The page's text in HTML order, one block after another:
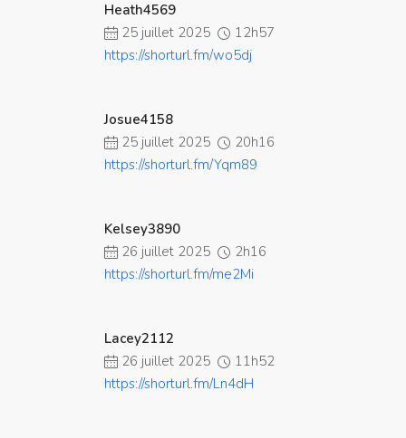
Heath4569
25 juillet 2025
12h57
https://shorturl.fm/wo5dj
Josue4158
25 juillet 2025
20h16
https://shorturl.fm/Yqm89
Kelsey3890
26 juillet 2025
2h16
https://shorturl.fm/me2Mi
Lacey2112
26 juillet 2025
11h52
https://shorturl.fm/Ln4dH